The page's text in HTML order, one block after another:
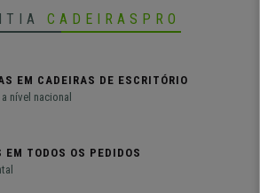
CADEIRASPRO
EM CADEIRAS DE ESCRITÓRIO
nível nacional
EM TODOS OS PEDIDOS